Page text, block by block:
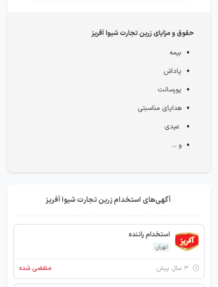
حقوق و مزایای زرین تجارت شیوا آفریز
بیمه
پاداش
پورسانت
هدایای مناسبتی
عیدی
و ...
آگهی‌های استخدام زرین تجارت شیوا آفریز
استخدام راننده
تهران
منقضی شده